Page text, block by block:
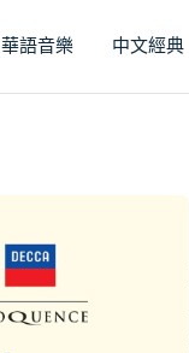
華語音樂 中文經典